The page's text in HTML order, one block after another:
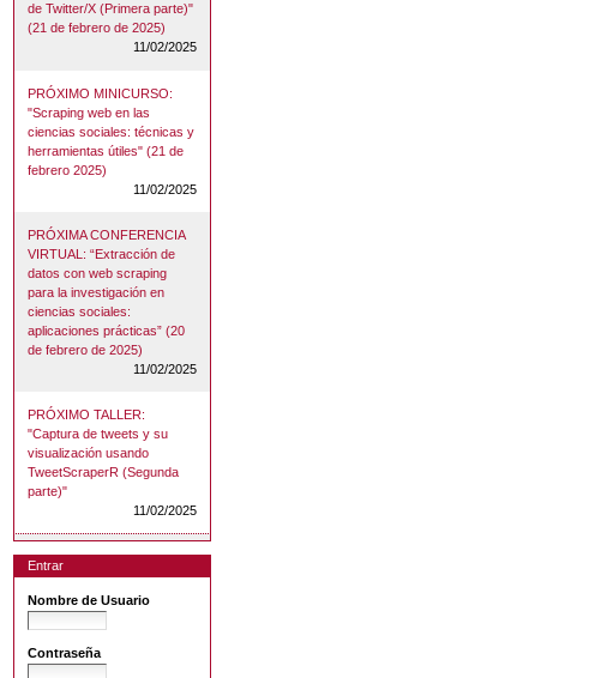
de Twitter/X (Primera parte)"
(21 de febrero de 2025)
11/02/2025
PRÓXIMO MINICURSO:
"Scraping web en las
ciencias sociales: técnicas y
herramientas útiles" (21 de
febrero 2025)
11/02/2025
PRÓXIMA CONFERENCIA
VIRTUAL: “Extracción de
datos con web scraping
para la investigación en
ciencias sociales:
aplicaciones prácticas” (20
de febrero de 2025)
11/02/2025
PRÓXIMO TALLER:
"Captura de tweets y su
visualización usando
TweetScraperR (Segunda
parte)"
11/02/2025
Entrar
Nombre de Usuario
Contraseña